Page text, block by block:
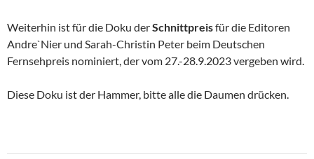
Weiterhin ist für die Doku derSchnittpreisfür die Editoren
Andre`Nier und Sarah-Christin Peter beim Deutschen
Fernsehpreis nominiert, der vom 27.-28.9.2023 vergeben wird.
Diese Doku ist der Hammer, bitte alle die Daumen drücken.